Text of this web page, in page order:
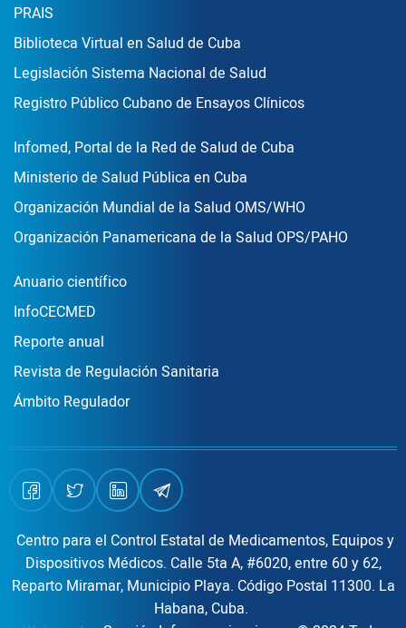
Enlace Footer2
PRAIS
Biblioteca Virtual en Salud de Cuba
Legislación Sistema Nacional de Salud
Registro Público Cubano de Ensayos Clínicos
Enlace Footer3
Infomed, Portal de la Red de Salud de Cuba
Ministerio de Salud Pública en Cuba
Organización Mundial de la Salud OMS/WHO
Organización Panamericana de la Salud OPS/PAHO
Publicaciones
Anuario científico
InfoCECMED
Reporte anual
Revista de Regulación Sanitaria
Ámbito Regulador
Centro para el Control Estatal de Medicamentos, Equipos y
Dispositivos Médicos. Calle 5ta A, #6020, entre 60 y 62,
Reparto Miramar, Municipio Playa. Código Postal 11300. La
Habana, Cuba.